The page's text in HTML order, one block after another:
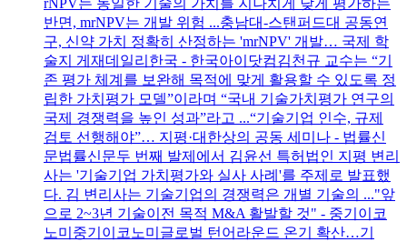
rNPV는 동일한 기술의 가치를 지나치게 낮게 평가하는
반면, mrNPV는 개발 위험 ...충남대-스탠퍼드대 공동연
구, 신약 가치 정확히 산정하는 'mrNPV' 개발… 국제 학
술지 게재데일리한국 - 한국아이닷컴김천규 교수는 “기
존 평가 체계를 보완해 목적에 맞게 활용할 수 있도록 정
립한 가치평가 모델”이라며 “국내 기술가치평가 연구의
국제 경쟁력을 높인 성과”라고 ...“기술기업 인수, 규제
검토 선행해야”… 지평·대한상의 공동 세미나 - 법률신
문법률신문두 번째 발제에서 김윤선 특허법인 지평 변리
사는 '기술기업 가치평가와 실사 사례'를 주제로 발표했
다. 김 변리사는 기술기업의 경쟁력은 개별 기술의 ..."앞
으로 2~3년 기술이전 목적 M&A 활발할 것" - 중기이코
노미중기이코노미글로벌 턴어라운드 온기 확산…기